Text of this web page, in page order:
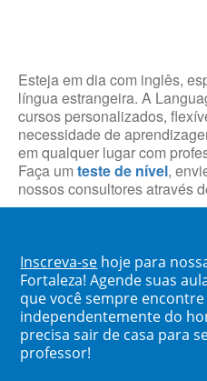
Esteja em dia com inglês,
língua estrangeira. A
cursos personalizados,
necessidade de
em qualquer lugar com
Faça um teste de nível,
nossos consultores através
Inscreva-se hoje para
Fortaleza! Agende suas
que você sempre
independentemente do
precisa sair de casa para
professor!